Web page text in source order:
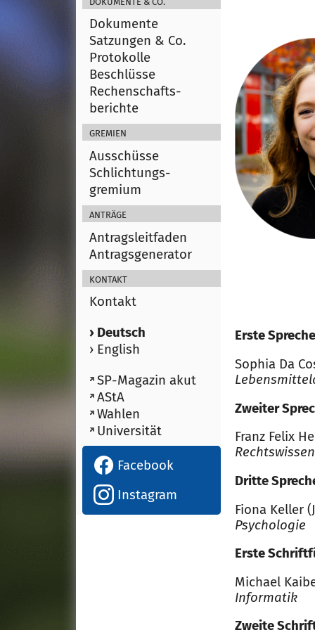
Dokumente
Satzungen & Co.
Protokolle
Beschlüsse
Rechenschafts­
berichte
Gremien
Ausschüsse
Schlichtungs­
gremium
Anträge
Antragsleitfaden
Antragsgenerator
Kontakt
Kontakt
› Deutsch
› English
SP-Magazin akut
AStA
Wahlen
Universität
Facebook
Instagram
Erste
Sophia Da
Zweiter
Franz Felix
Dritte
Fiona Keller(
Psychologie
Erste
Michael
Informatik
Zweite